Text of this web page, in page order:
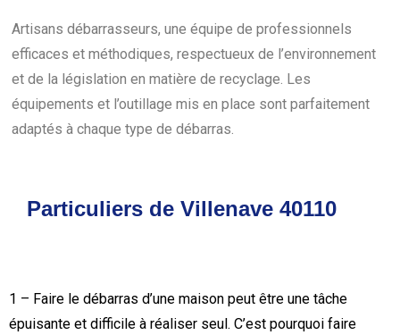
Artisans débarrasseurs, une équipe de professionnels
efficaces et méthodiques, respectueux de l’environnement
et de la législation en matière de recyclage. Les
équipements et l’outillage mis en place sont parfaitement
adaptés à chaque type de débarras.
Particuliers de Villenave 40110
1 – Faire le débarras d’une maison peut être une tâche
épuisante et difficile à réaliser seul. C’est pourquoi faire